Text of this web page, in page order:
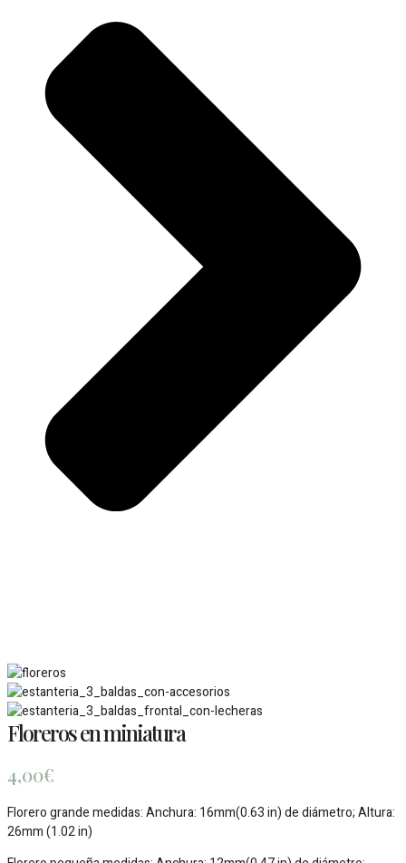
Floreros en miniatura
4,00€
Florero grande medidas: Anchura: 16mm(0.63 in) de diámetro; Altura:
26mm (1.02 in)